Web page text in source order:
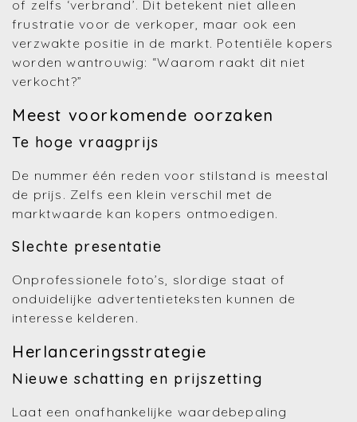
of zelfs ‘verbrand’. Dit betekent niet alleen
frustratie voor de verkoper, maar ook een
verzwakte positie in de markt. Potentiële kopers
worden wantrouwig: “Waarom raakt dit niet
verkocht?”
Meest voorkomende oorzaken
Te hoge vraagprijs
De nummer één reden voor stilstand is meestal
de prijs. Zelfs een klein verschil met de
marktwaarde kan kopers ontmoedigen.
Slechte presentatie
Onprofessionele foto’s, slordige staat of
onduidelijke advertentieteksten kunnen de
interesse kelderen.
Herlanceringsstrategie
Nieuwe schatting en prijszetting
Laat een onafhankelijke waardebepaling